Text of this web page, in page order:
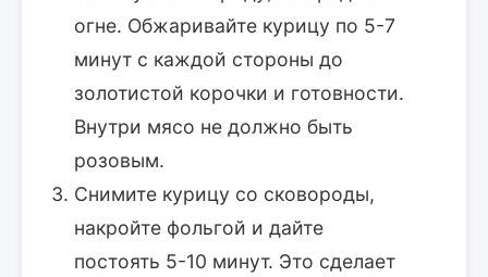
огне. Обжаривайте курицу по 5-7
минут с каждой стороны до
золотистой корочки и готовности.
Внутри мясо не должно быть
розовым.
Снимите курицу со сковороды,
накройте фольгой и дайте
постоять 5-10 минут. Это сделает